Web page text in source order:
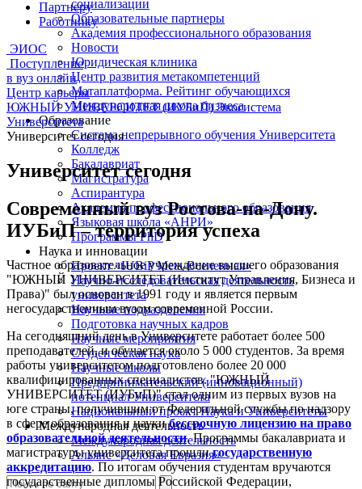
социализации
Образовательные партнеры
Академия профессионального образования
Новости
Юридическая клиника
Центр развития метакомпетенций
Матаплатформа. Рейтинг обучающихся
Международная школа бизнеса
Образование
Система непрерывного обучения Университета
Колледж
Бакалавриат
Магистратура
Аспирантура
Академия профессионального образования
Языковая школа «АНРИ»
Программы PhD
Наука и инновации
Проект «IUBiP Meta-Вселенная»
Научно-исследовательская деятельность
университета
Научные подразделения
Подготовка научных кадров
Научные мероприятия
Студенческая наука
Научные школы
Предпринимательский (инновационный)
потенциал Университета
Национальный проект Наука и Университеты
Международная деятельность
Международная деятельность
Альянс «Деловая Евразия»
Партнеру
Работнику
ЭИОС
Поступление
в вуз онлайн
Центр карьеры
ЮЖНЫЙ УНИВЕРСИТЕТ (ИУБиП)Экосистема
Университета
Университет сегодня
Университет сегодня
Современный вуз Ростова-на-Дону.
ИУБиП – территория успеха
Частное образовательное учреждение высшего образования
"ЮЖНЫЙ УНИВЕРСИТЕТ (Институт Управления, Бизнеса и
Права)" был основан в 1991 году и является первым
негосударственным вузом современной России.
На сегодняшний день в Университете работает более 500
преподавателей, и обучается около 5 000 студентов. За время
работы университетом подготовлено более 20 000
квалифицированных специалистов. "ЮЖНЫЙ
УНИВЕРСИТЕТ (ИУБиП)" стал одним из первых вузов на
юге страны, получившим от Федеральной службы по надзору
в сфере образования и наукибессрочную лицензию на право
образовательной деятельности. Программы бакалавриата и
магистратуры университета прошлигосударственную
аккредитацию. По итогам обучения студентам вручаются
государственные дипломы Российской Федерации,